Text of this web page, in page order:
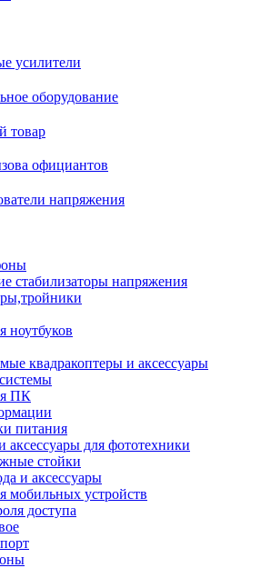
усилители
оборудование
товар
официантов
напряжения
стабилизаторы напряжения
ноутбуков
квадракоптеры и аксессуары
ПК
питания
для фототехники
стойки
и аксессуары
мобильных устройств
доступа